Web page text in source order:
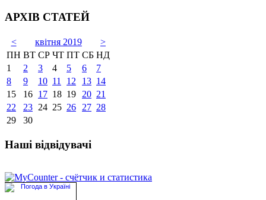
АРХІВ СТАТЕЙ
< квітня 2019
>
ПН ВТ СР ЧТ ПТ СБ НД
1
2 3 4 5 6
7
8
9 10 11 12 13 14
15
16 17 18 19 20 21
22
23 24 25 26 27 28
29
30
Наші відвідувачі